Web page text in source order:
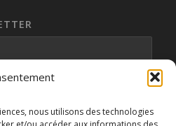
nous utilisons des technologies